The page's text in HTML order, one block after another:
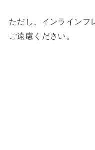
ただし、インラインフ
ご遠慮ください。